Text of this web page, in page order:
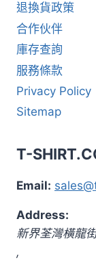
退換貨政策
合作伙伴
庫存查詢
服務條款
Privacy Policy
Sitemap
T-
Email:
Address:
新界荃灣橫龍
,